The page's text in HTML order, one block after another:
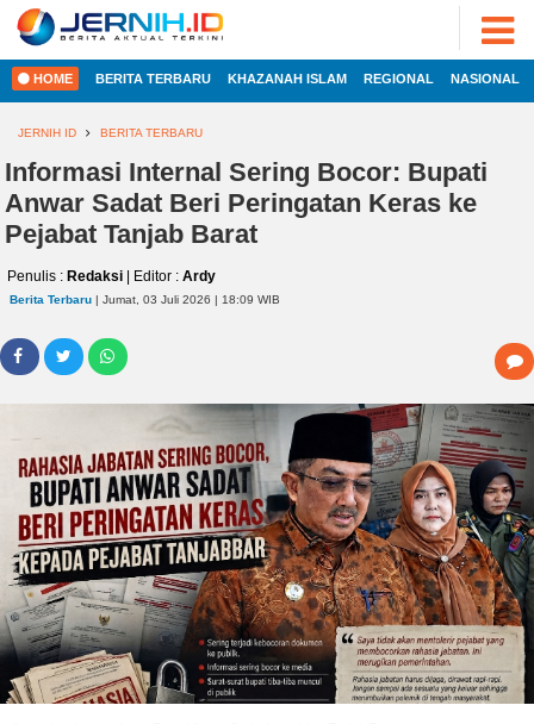
HOME
REGIONAL
INTERNASIONAL
EKOBIS
POLITIK
HUKUM
KRIMINAL
KHAZANAH
ADVERTORIAL
FOTO
VIDEO
PESONA
JAMBI
PESONA
INDONESIA
DUNIA
HEALTH
PROPERTY
LIFESTYLE
ENTREPRENEURSHIP
2022
JERNIH.ID
•
Developed
HOME BERITA TERBARU KHAZANAH ISLAM REGIONAL NASIONAL
JERNIH ID BERITA TERBARU
Informasi Internal Sering Bocor: Bupati
Anwar Sadat Beri Peringatan Keras ke
Pejabat Tanjab Barat
Penulis : Redaksi | Editor : Ardy
Berita Terbaru | Jumat, 03 Juli 2026 | 18:09 WIB